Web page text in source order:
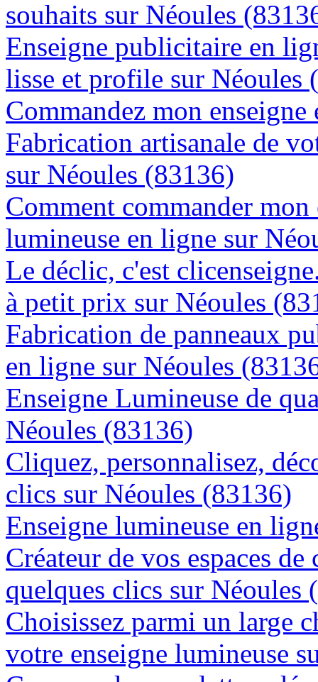
souhaits sur Néoules
Enseigne publicitaire en
lisse et profile sur Néoules
Commandez mon
Fabrication artisanale de
sur Néoules (83136)
Comment commander
lumineuse en ligne sur
Le déclic, c'est
à petit prix sur Néoules
Fabrication de panneaux
en ligne sur Néoules
Enseigne Lumineuse de
Néoules (83136)
Cliquez, personnalisez,
clics sur Néoules (83136)
Enseigne lumineuse en
Créateur de vos espaces
quelques clics sur Néoules
Choisissez parmi un large
votre enseigne lumineuse